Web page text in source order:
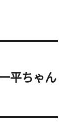
平ちゃん